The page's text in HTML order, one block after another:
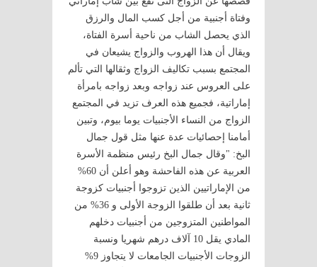
وفتاة أجنبية من أجل كسب المال والرزق
الذي يحصل الشاب من ناحية أسرة الفتاة،
ويقال أن هذا الهروب والزواج يشيعان في
المجتمع بسبب تكاليف الزواج وثقالها التي تألم
على العروس عند زواجه وبعد زواجه بامرأة
إماراتية، فجميع هذه العرف تزيد في المجتمع
الزواج من النساء الأجنبيات يوما بيوم، وتبين
أمامنا إحصائيات عدة عنها مثل قول جمال
البخ: "وقال جمال البخ رئيس منظمة الأسرة
العربية عن هذه الفاحشة وهو أعلن أن 60%
من الإماراتيين الذين تزوجوا أجنبيات كزوجة
ثانية بعد أن طلقوا الزوجة الأولى و 36% من
المواطنين المتزوجين من أجنبيات دخلهم
المادي يقل 10 آلاف درهم شهريا ونسبة
الزوجات الأجنبيات الجامعات لا يتجاوز 9%